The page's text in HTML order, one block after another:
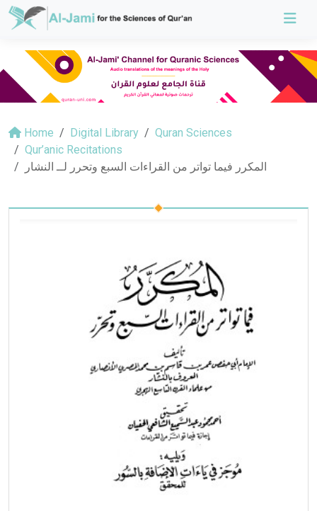
Home Digital Library
Quran Sciences
Qur’anic Recitations
المكرر فيما تواتر من القراءات السبع وتحرر لــ النشار